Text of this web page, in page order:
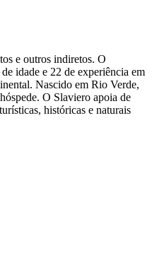
e outros indiretos. O
idade e 22 de experiência em
Nascido em Rio Verde,
O Slaviero apoia de
históricas e naturais